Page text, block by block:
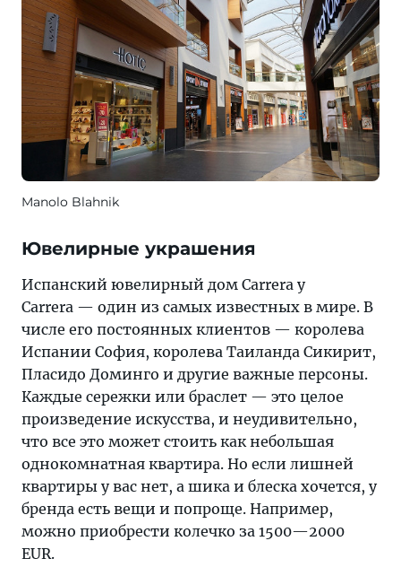
Manolo Blahnik
Ювелирные украшения
Испанский ювелирный дом Carrera y
Carrera — один из самых известных в мире. В
числе его постоянных клиентов — королева
Испании София, королева Таиланда Сикирит,
Пласидо Доминго и другие важные персоны.
Каждые сережки или браслет — это целое
произведение искусства, и неудивительно,
что все это может стоить как небольшая
однокомнатная квартира. Но если лишней
квартиры у вас нет, а шика и блеска хочется, у
бренда есть вещи и попроще. Например,
можно приобрести колечко за 1500—2000
EUR.